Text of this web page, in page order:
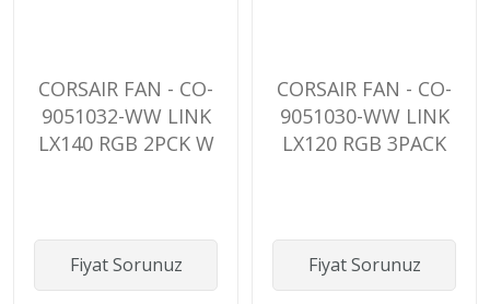
CORSAIR FAN - CO-
9051032-WW LINK
LX140 RGB 2PCK W
Fiyat Sorunuz
CORSAIR FAN - CO-
9051030-WW LINK
LX120 RGB 3PACK
Fiyat Sorunuz